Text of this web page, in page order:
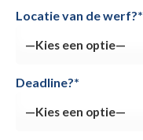
Locatie van de werf?*
Deadline?*